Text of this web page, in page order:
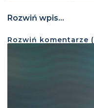
Rozwiń wpis...
Rozwiń komentarze (